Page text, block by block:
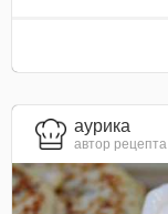
aурика
автор рецепта